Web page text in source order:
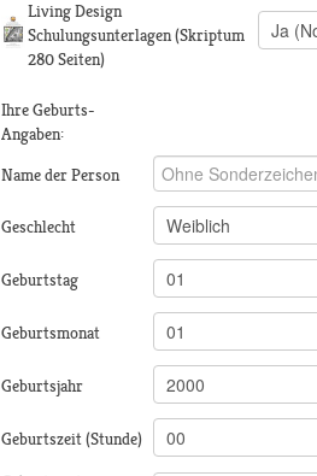
Living Design
Schulungsunterlagen (Skriptum
280 Seiten)
Ihre Geburts-
Angaben:
Name der Person
Geschlecht
Geburtstag
Geburtsmonat
Geburtsjahr
Geburtszeit (Stunde)